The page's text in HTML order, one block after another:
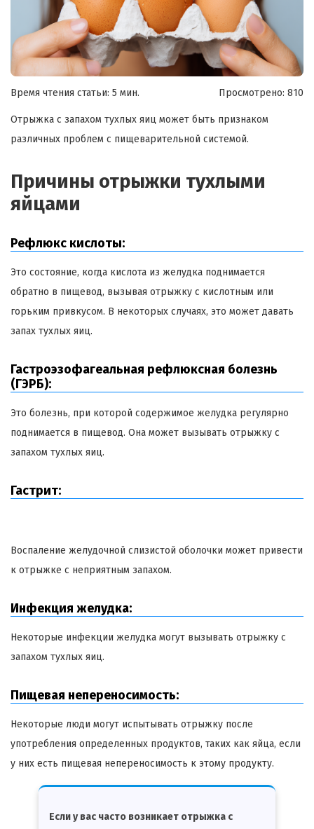
Время чтения статьи: 5 мин. Просмотрено: 810
Отрыжка с запахом тухлых яиц может быть признаком
различных проблем с пищеварительной системой.
Причины отрыжки тухлыми
яйцами
Рефлюкс кислоты:
Это состояние, когда кислота из желудка поднимается
обратно в пищевод, вызывая отрыжку с кислотным или
горьким привкусом. В некоторых случаях, это может давать
запах тухлых яиц.
Гастроэзофагеальная рефлюксная болезнь
(ГЭРБ):
Это болезнь, при которой содержимое желудка регулярно
поднимается в пищевод. Она может вызывать отрыжку с
запахом тухлых яиц.
Гастрит:
Воспаление желудочной слизистой оболочки может привести
к отрыжке с неприятным запахом.
Инфекция желудка:
Некоторые инфекции желудка могут вызывать отрыжку с
запахом тухлых яиц.
Пищевая непереносимость:
Некоторые люди могут испытывать отрыжку после
употребления определенных продуктов, таких как яйца, если
у них есть пищевая непереносимость к этому продукту.
Если у вас часто возникает отрыжка с